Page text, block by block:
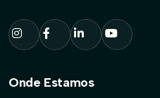
Onde Estamos